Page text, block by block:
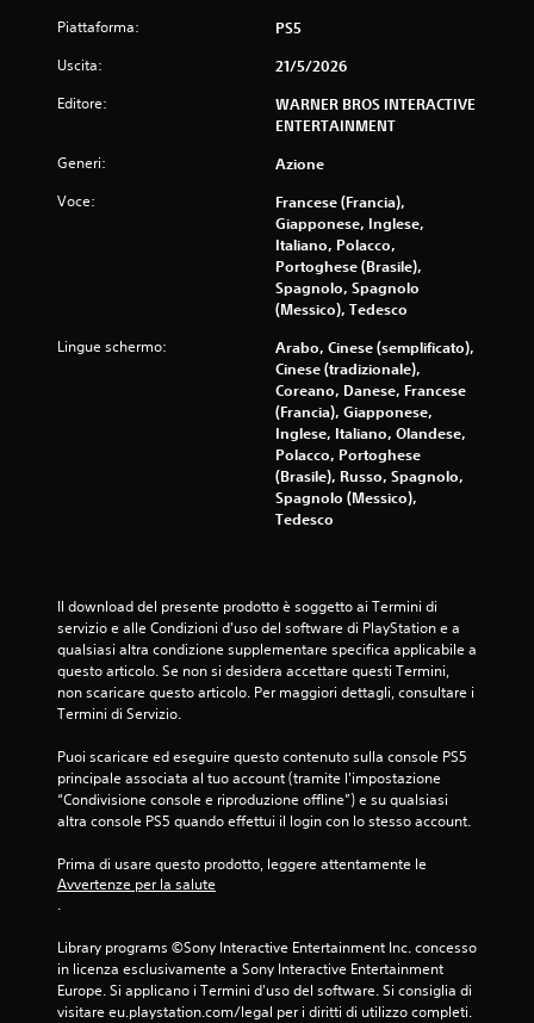
u
5
0
u
t
z
i
i
Piattaforma: PS5
Uscita: 21/5/2026
Editore:
WARNER BROS INTERACTIVE
ENTERTAINMENT
Generi: Azione
Voce:
Francese (Francia),
Giapponese, Inglese,
Italiano, Polacco,
Portoghese (Brasile),
Spagnolo, Spagnolo
(Messico), Tedesco
Lingue schermo:
Arabo, Cinese (semplificato),
Cinese (tradizionale),
Coreano, Danese, Francese
(Francia), Giapponese,
Inglese, Italiano, Olandese,
Polacco, Portoghese
(Brasile), Russo, Spagnolo,
Spagnolo (Messico),
Tedesco
Il download del presente prodotto è soggetto ai Termini di
servizio e alle Condizioni d'uso del software di PlayStation e a
qualsiasi altra condizione supplementare specifica applicabile a
questo articolo. Se non si desidera accettare questi Termini,
non scaricare questo articolo. Per maggiori dettagli, consultare i
Termini di Servizio.
Puoi scaricare ed eseguire questo contenuto sulla console PS5
principale associata al tuo account (tramite l'impostazione
“Condivisione console e riproduzione offline”) e su qualsiasi
altra console PS5 quando effettui il login con lo stesso account.
Prima di usare questo prodotto, leggere attentamente le
Avvertenze per la salute
.
Library programs ©Sony Interactive Entertainment Inc. concesso
in licenza esclusivamente a Sony Interactive Entertainment
Europe. Si applicano i Termini d'uso del software. Si consiglia di
visitare eu.playstation.com/legal per i diritti di utilizzo completi.